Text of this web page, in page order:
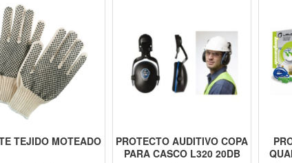
TEJIDO MOTEADO
PROTECTO AUDITIVO COPA
PARA CASCO L320 20DB